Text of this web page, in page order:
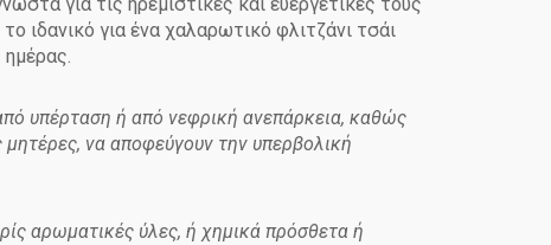
ιδανικό για ένα χαλαρωτικό φλιτζάνι τσάι
ημέρας.
υπέρταση ή από νεφρική ανεπάρκεια, καθώς
να αποφεύγουν την υπερβολική
αρωματικές ύλες, ή χημικά πρόσθετα ή